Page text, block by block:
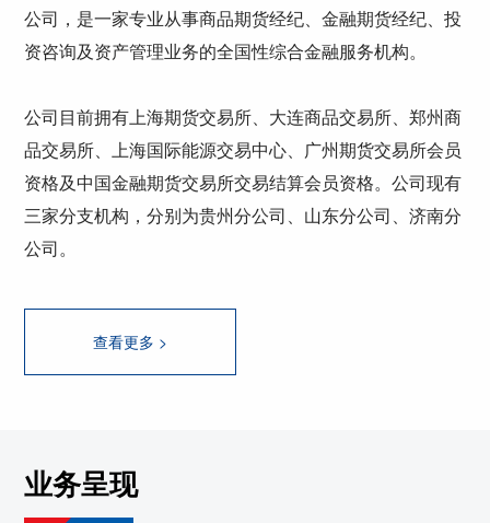
公司，是一家专业从事商品期货经纪、金融期货经纪、投
资咨询及资产管理业务的全国性综合金融服务机构。
公司目前拥有上海期货交易所、大连商品交易所、郑州商
品交易所、上海国际能源交易中心、广州期货交易所会员
资格及中国金融期货交易所交易结算会员资格。公司现有
三家分支机构，分别为贵州分公司、山东分公司、济南分
公司。
查看更多 >
业务呈现